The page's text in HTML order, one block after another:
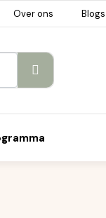
Over ons Blogs